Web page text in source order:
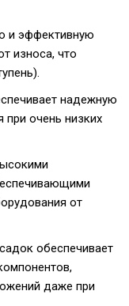
и эффективную
износа, что
надежную
очень низких
от
обеспечивает
даже при